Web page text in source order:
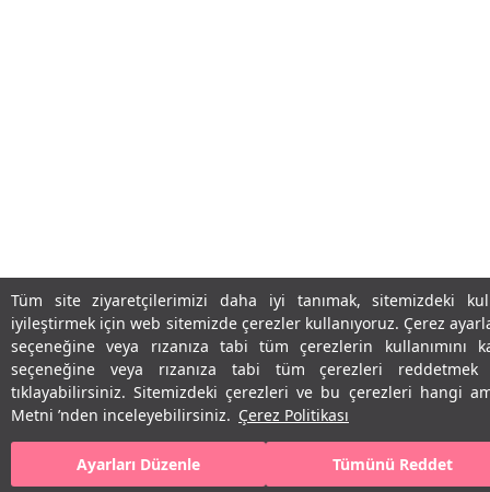
Tüm site ziyaretçilerimizi daha iyi tanımak, sitemizdeki
iyileştirmek için web sitemizde çerezler kullanıyoruz. Çerez
seçeneğine veya rızanıza tabi tüm çerezlerin kullanımını
seçeneğine veya rızanıza tabi tüm çerezleri reddetmek
tıklayabilirsiniz. Sitemizdeki çerezleri ve bu çerezleri hangi
Metni ’nden inceleyebilirsiniz. Çerez Politikası
Ayarları Düzenle Tümünü Reddet
SEPETE EKLE